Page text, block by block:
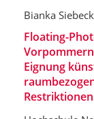
Bianka Siebeck
Floating-
Eignung
Restriktionen